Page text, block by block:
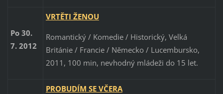
Po 30.
7. 2012
VRTĚTI ŽENOU
Romantický / Komedie / Historický, Velká
Británie / Francie / Německo / Lucembursko,
2011, 100 min, nevhodný mládeži do 15 let.
PROBUDÍM SE VČERA